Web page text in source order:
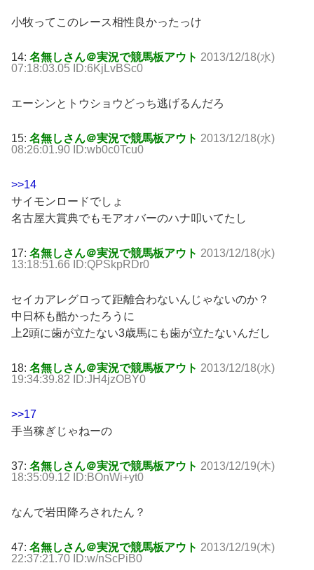
小牧ってこのレース相性良かったっけ
14: 名無しさん＠実況で競馬板アウト 2013/12/18(水)
07:18:03.05 ID:6KjLvBSc0
エーシンとトウショウどっち逃げるんだろ
15: 名無しさん＠実況で競馬板アウト 2013/12/18(水)
08:26:01.90 ID:wb0c0Tcu0
>>14
サイモンロードでしょ
名古屋大賞典でもモアオバーのハナ叩いてたし
17: 名無しさん＠実況で競馬板アウト 2013/12/18(水)
13:18:51.66 ID:QPSkpRDr0
セイカアレグロって距離合わないんじゃないのか？
中日杯も酷かったろうに
上2頭に歯が立たない3歳馬にも歯が立たないんだし
18: 名無しさん＠実況で競馬板アウト 2013/12/18(水)
19:34:39.82 ID:JH4jzOBY0
>>17
手当稼ぎじゃねーの
37: 名無しさん＠実況で競馬板アウト 2013/12/19(木)
18:35:09.12 ID:BOnWi+yt0
なんで岩田降ろされたん？
47: 名無しさん＠実況で競馬板アウト 2013/12/19(木)
22:37:21.70 ID:w/nScPiB0